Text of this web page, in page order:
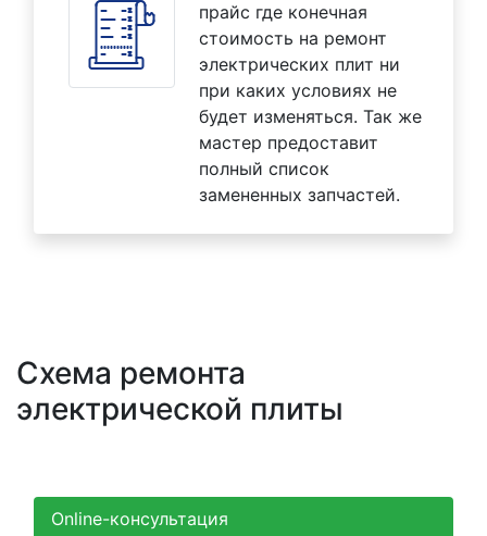
прайс где конечная
стоимость на ремонт
электрических плит ни
при каких условиях не
будет изменяться. Так же
мастер предоставит
полный список
замененных запчастей.
Схема ремонта
электрической плиты
Online-консультация